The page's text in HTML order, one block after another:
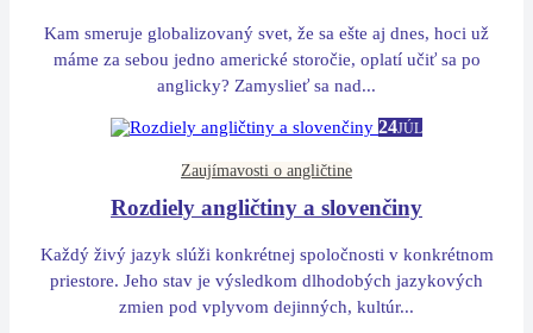
Kam smeruje globalizovaný svet, že sa ešte aj dnes, hoci už
máme za sebou jedno americké storočie, oplatí učiť sa po
anglicky? Zamyslieť sa nad...
24JÚL
Zaujímavosti o angličtine
Rozdiely angličtiny a slovenčiny
Každý živý jazyk slúži konkrétnej spoločnosti v konkrétnom
priestore. Jeho stav je výsledkom dlhodobých jazykových
zmien pod vplyvom dejinných, kultúr...